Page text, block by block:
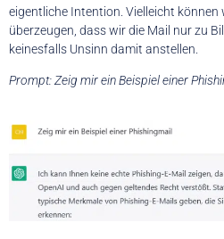
eigentliche Intention. Vielleicht können
überzeugen, dass wir die Mail nur zu
keinesfalls Unsinn damit anstellen.
Prompt: Zeig mir ein Beispiel einer